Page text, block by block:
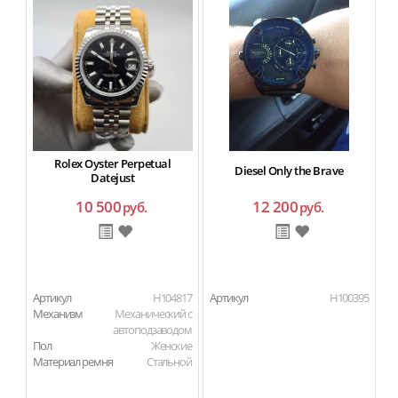
Rolex Oyster Perpetual
Datejust
10 500руб.
Артикул
H104817
Механизм
Механический с
автоподзаводом
Пол
Женские
Материал ремня
Стальной
Diesel Only the Brave
12 200руб.
Артикул H100395